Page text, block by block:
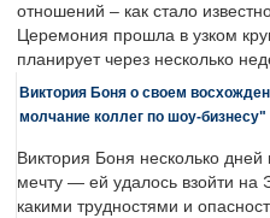
отношений – как стало
Церемония прошла в узком
планирует через несколько
Виктория Боня о своем
молчание коллег по шоу-бизнесу"
Виктория Боня несколько
мечту — ей удалось взойти на
какими трудностями и